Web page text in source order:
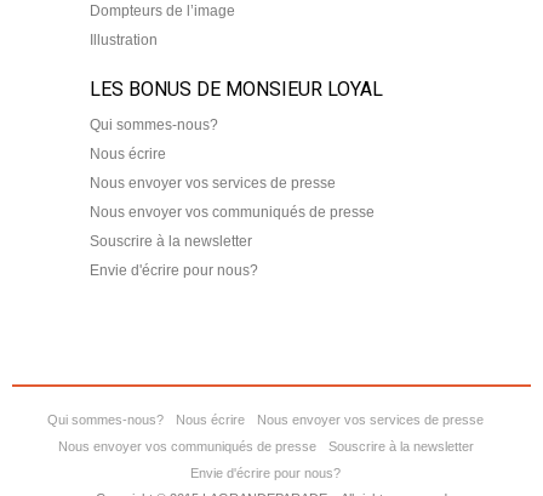
Dompteurs de l’image
Illustration
LES BONUS DE MONSIEUR LOYAL
Qui sommes-nous?
Nous écrire
Nous envoyer vos services de presse
Nous envoyer vos communiqués de presse
Souscrire à la newsletter
Envie d'écrire pour nous?
Qui sommes-nous? Nous écrire
Nous envoyer vos services de presse
Nous envoyer vos communiqués de presse
Souscrire à la newsletter
Envie d'écrire pour nous?